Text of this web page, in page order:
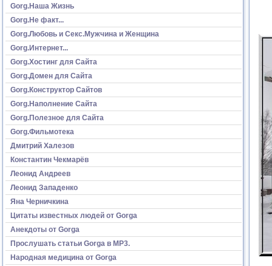
Gorg.Наша Жизнь
Gorg.Не факт...
Gorg.Любовь и Секс.Мужчина и Женщина
Gorg.Интернет...
Gorg.Хостинг для Сайта
Gorg.Домен для Сайта
Gorg.Конструктор Сайтов
Gorg.Наполнение Сайта
Gorg.Полезное для Сайта
Gorg.Фильмотека
Дмитрий Халезов
Константин Чекмарёв
Леонид Андреев
Леонид Западенко
Яна Черничкина
Цитаты известных людей от Gorga
Анекдоты от Gorga
Прослушать статьи Gorga в МР3.
Народная медицина от Gorga